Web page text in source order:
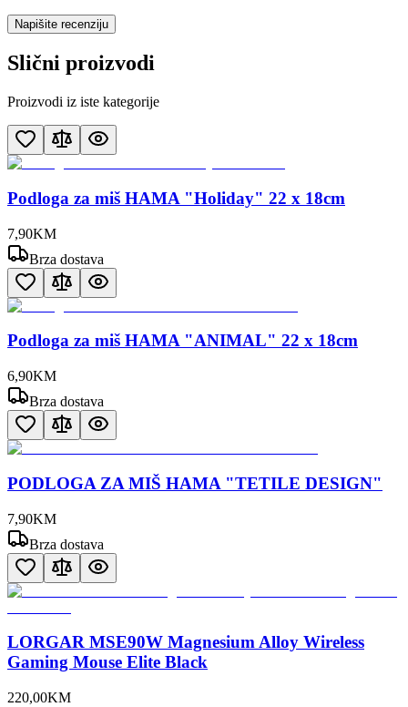
Napišite recenziju
Slični proizvodi
Proizvodi iz iste kategorije
Podloga za miš HAMA "Holiday" 22 x 18cm
7,90KM
Brza dostava
Podloga za miš HAMA "ANIMAL" 22 x 18cm
6,90KM
Brza dostava
PODLOGA ZA MIŠ HAMA "TETILE DESIGN"
7,90KM
Brza dostava
LORGAR MSE90W Magnesium Alloy Wireless
Gaming Mouse Elite Black
220,00KM